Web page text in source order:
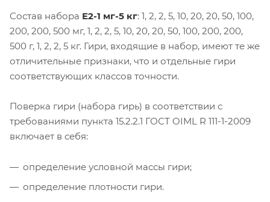
Состав набора Е2-1 мг-5 кг: 1, 2, 2, 5, 10, 20, 20, 50, 100,
200, 200, 500 мг, 1, 2, 2, 5, 10, 20, 20, 50, 100, 200, 200,
500 г, 1, 2, 2, 5 кг. Гири, входящие в набор, имеют те же
отличительные признаки, что и отдельные гири
соответствующих классов точности.
Поверка гири (набора гирь) в соответствии с
требованиями пункта 15.2.2.1 ГОСТ OIML R 111-1-2009
включает в себя:
определение условной массы гири;
определение плотности гири.